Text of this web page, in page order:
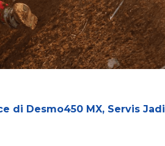
di Desmo450 MX, Servis Jadi